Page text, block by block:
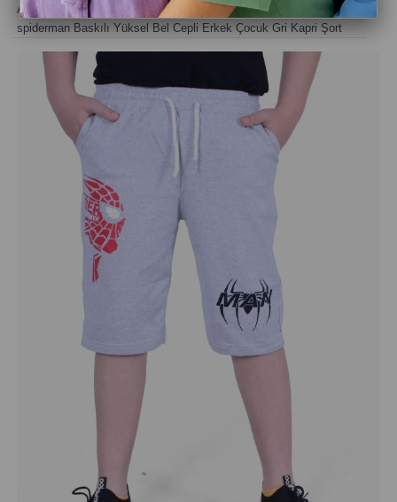
Anasayfa> Çocuk Şort Capri>
spiderman Baskılı Yüksel Bel Cepli Erkek Çocuk Gri Kapri Şort